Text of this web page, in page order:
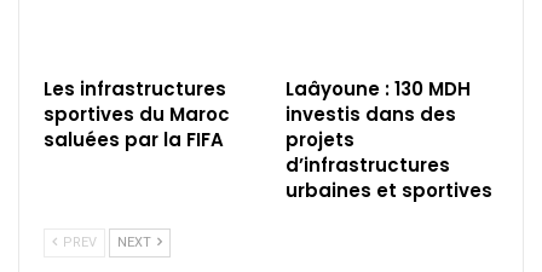
Les infrastructures
sportives du Maroc
saluées par la FIFA
Laâyoune : 130 MDH
investis dans des
projets
d’infrastructures
urbaines et sportives
PREV NEXT